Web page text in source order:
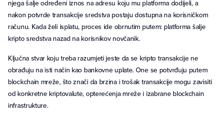
njega šalje određeni iznos na adresu koju mu platforma dodijeli, a
nakon potvrde transakcije sredstva postaju dostupna na korisničkom
računu. Kada želi isplatu, proces ide obrnutim putem: platforma šalje
kripto sredstva nazad na korisnikov novčanik.
Ključna stvar koju treba razumjeti jeste da se kripto transakcije ne
obrađuju na isti način kao bankovne uplate. One se potvrđuju putem
blockchain mreže, što znači da brzina i trošak transakcije mogu zavisiti
od konkretne kriptovalute, opterećenja mreže i izabrane blockchain
infrastrukture.